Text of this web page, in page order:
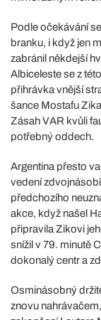
Podle očekávání
branku, i když jen
zabránil někdejší
Albiceleste se z
přihrávka vnější
šance Mostafu
Zásah VAR kvůli
potřebný oddech.
Argentina přesto
vedení
předchozího
akce, když našel
připravila Zikovi
snížil v 79. minutě
dokonalý centr a
Osminásobný
znovu